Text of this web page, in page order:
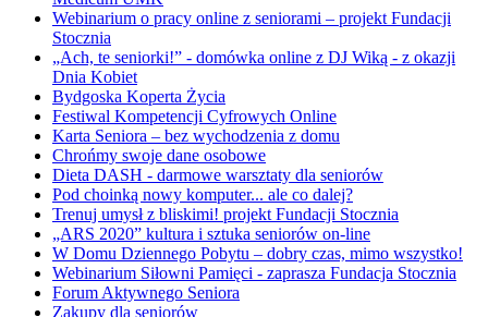
Webinarium o pracy online z seniorami – projekt Fundacji
Stocznia
„Ach, te seniorki!” - domówka online z DJ Wiką - z okazji
Dnia Kobiet
Bydgoska Koperta Życia
Festiwal Kompetencji Cyfrowych Online
Karta Seniora – bez wychodzenia z domu
Chrońmy swoje dane osobowe
Dieta DASH - darmowe warsztaty dla seniorów
Pod choinką nowy komputer... ale co dalej?
Trenuj umysł z bliskimi! projekt Fundacji Stocznia
„ARS 2020” kultura i sztuka seniorów on-line
W Domu Dziennego Pobytu – dobry czas, mimo wszystko!
Webinarium Siłowni Pamięci - zaprasza Fundacja Stocznia
Forum Aktywnego Seniora
Zakupy dla seniorów